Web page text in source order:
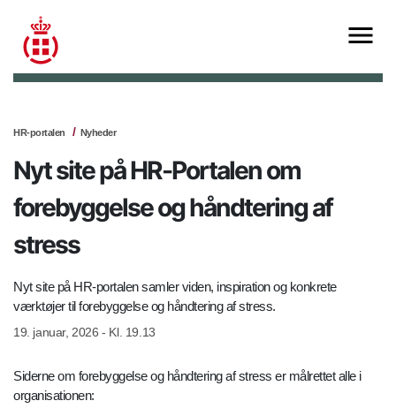
HR-portalen Nyheder
Nyt site på HR-Portalen om
forebyggelse og håndtering af
stress
Nyt site på HR-portalen samler viden, inspiration og konkrete
værktøjer til forebyggelse og håndtering af stress.
19. januar, 2026 - Kl. 19.13
Siderne om forebyggelse og håndtering af stress er målrettet alle i
organisationen: